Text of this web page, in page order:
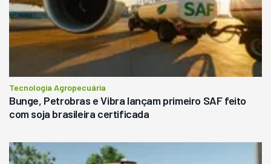
Tecnologia Agropecuária
Bunge, Petrobras e Vibra lançam primeiro SAF feito
com soja brasileira certificada